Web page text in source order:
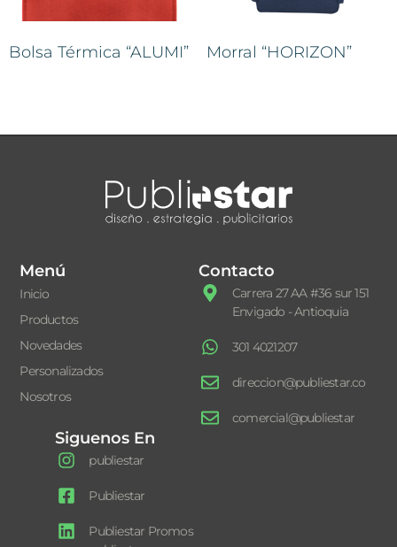
Bolsa Térmica “ALUMI” Morral “HORIZON”
Menú
Inicio
Productos
Novedades
Personalizados
Nosotros
Contacto
Carrera 27 AA #36 sur 151
Envigado - Antioquia
301 4021207
direccion@publiestar.co
comercial@publiestar
Siguenos En
publiestar
Publiestar
Publiestar Promos